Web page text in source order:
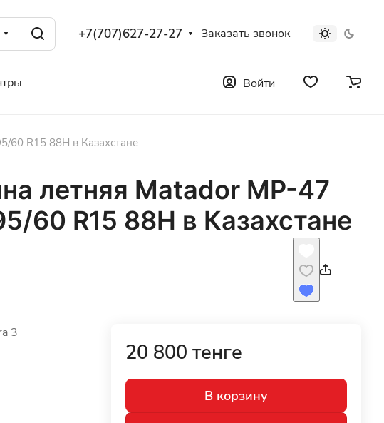
+7(707)627-27-27 Заказать звонок
Войти
60 R15 88H в Казахстане
летняя Matador MP-47
60 R15 88H в Казахстане
3
20 800 тенге
В корзину